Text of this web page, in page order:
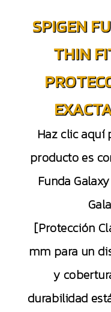
SPIGEN
THIN
Haz clic aquí
producto es
Funda
[Protección
mm para un
y
durabilidad